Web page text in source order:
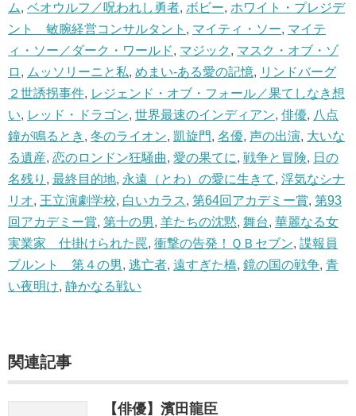
ム, ベオウルフ／呪われし勇者, ボビー, ホワイト・プレジデ
ント 敏腕経営コンサルタント , マイティ・ソー, マイテ
ィ・ソー／ダーク・ワールド, マジック , マスク・オブ・ゾ
ロ , ムッソリーニと私, めまい-ある愛の記憶, リンドバーグ
２世誘拐事件, レジェンド・オブ・フォール／果てしなき想
い, レッド・ドラゴン, 世界最速のインディアン, 俳優, 八点
鐘が鳴るとき , 冬のライオン, 凱旋門, 名優, 声の出演, 大いな
る遺産, 恋のロンドン狂騒曲, 愛の果てに, 戦争と冒険, 日の
名残り , 最終目的地, 永遠（とわ）の愛に生きて, 浮気なシナ
リオ, 王立演劇学校, 白いカラス, 第64回アカデミー賞, 第93
回アカデミー賞, 第十の男, 羊たちの沈黙, 舞台, 華麗なる女
実業家 仕掛けられた罠, 衝撃の告発！ＱＢセブン, 諜報員
ブルント 第４の男, 逃亡者, 遠すぎた橋, 鏡の国の戦争, 青
い夜明け, 静かなる戦い
関連記事
【俳優】濱田龍臣